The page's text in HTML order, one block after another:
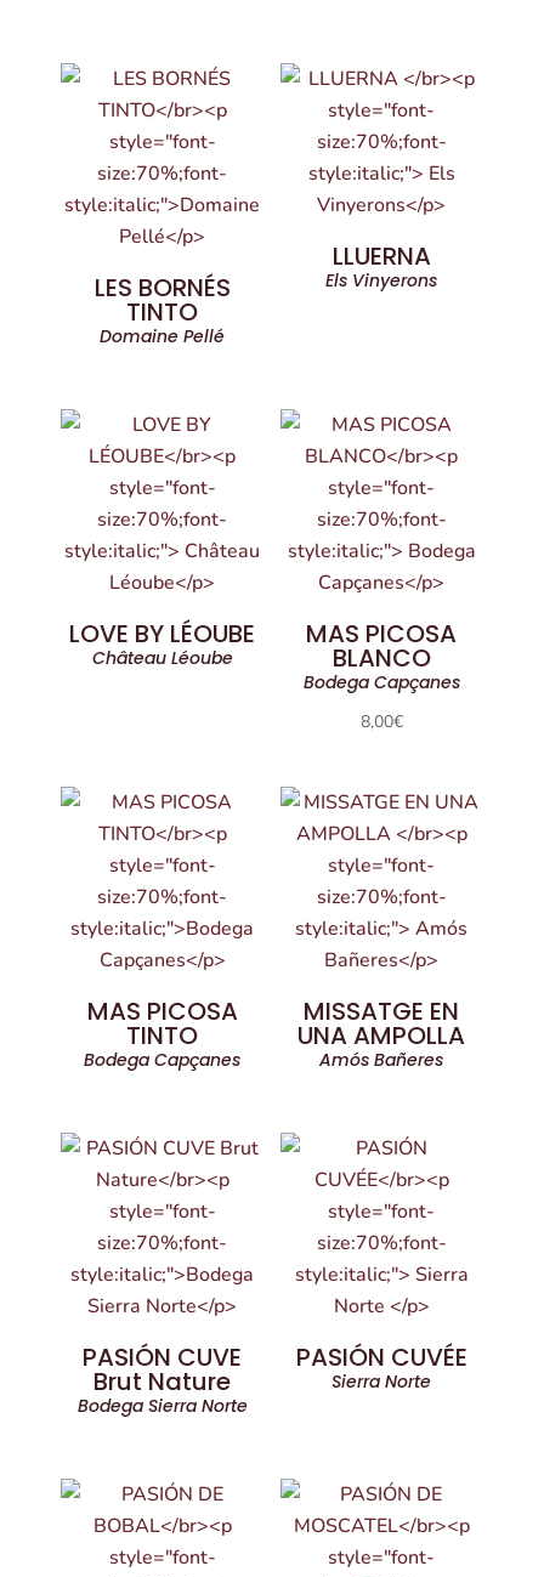
LES BORNÉS
TINTO
Domaine Pellé
LLUERNA
Els Vinyerons
LOVE BY LÉOUBE
Château Léoube
MAS PICOSA
BLANCO
Bodega Capçanes
8,00€
MAS PICOSA
TINTO
Bodega Capçanes
MISSATGE EN
UNA AMPOLLA
Amós Bañeres
PASIÓN CUVE
Brut Nature
Bodega Sierra Norte
PASIÓN CUVÉE
Sierra Norte